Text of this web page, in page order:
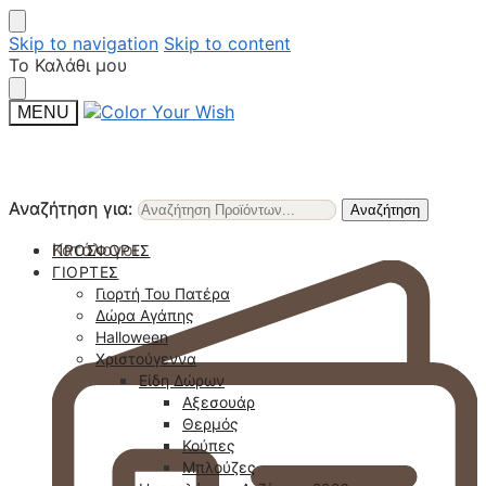
Skip to navigation Skip to content
Το Καλάθι μου
MENU
Αναζήτηση για: Αναζήτηση
Κατάλογοι
Αναζήτηση για: Αναζήτηση
ΠΡΟΣΦΟΡΈΣ
ΓΙΟΡΤΈΣ
Γιορτή Του Πατέρα
Δώρα Αγάπης
Halloween
Χριστούγεννα
Είδη Δώρων
Αξεσουάρ
Θερμός
Κούπες
Μπλούζες